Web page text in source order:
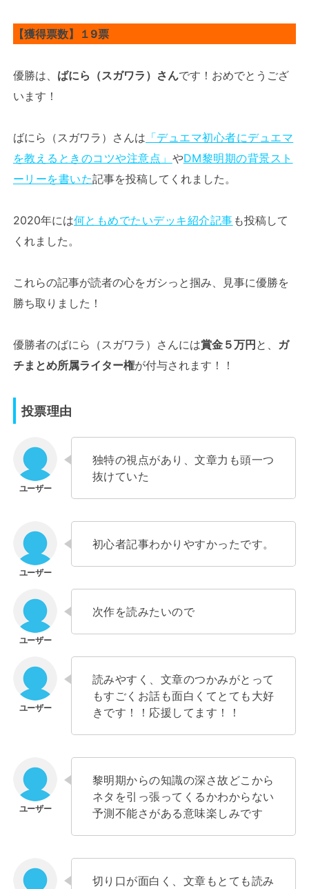
【獲得票数】１9票
優勝は、 ばにら（スガワラ）さんです！おめでとうござ
います！
ばにら（スガワラ）さんは 「デュエマ初心者にデュエマ
を教えるときのコツや注意点」 やDM黎明期の背景スト
ーリーを書いた記事を投稿してくれました。
2020年には何ともめでたいデッキ紹介記事 も投稿して
くれました。
これらの記事が読者の心をガシっと掴み、見事に優勝を
勝ち取りました！
優勝者のばにら（スガワラ）さんには賞金５万円 と、 ガ
チまとめ所属ライター権が付与されます！！
投票理由
独特の視点があり、文章力も頭一つ
抜けていた
初心者記事わかりやすかったです。
次作を読みたいので
読みやすく、文章のつかみがとって
もすごくお話も面白くてとても大好
きです！！応援してます！！
黎明期からの知識の深さ故どこから
ネタを引っ張ってくるかわからない
予測不能さがある意味楽しみです
切り口が面白く、文章もとても読み